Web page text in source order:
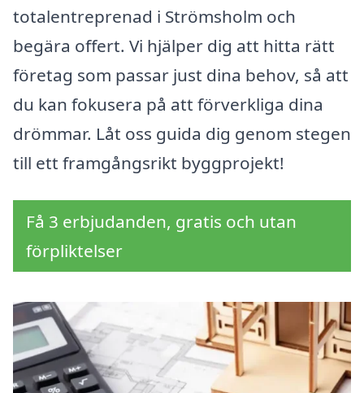
totalentreprenad i Strömsholm och
begära offert. Vi hjälper dig att hitta rätt
företag som passar just dina behov, så att
du kan fokusera på att förverkliga dina
drömmar. Låt oss guida dig genom stegen
till ett framgångsrikt byggprojekt!
Få 3 erbjudanden, gratis och utan
förpliktelser